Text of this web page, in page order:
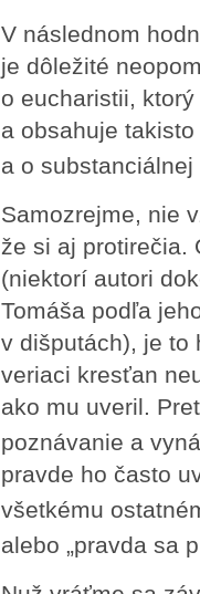
V následnom
je dôležité
o eucharistii,
a obsahuje
a o substanciálnej
Samozrejme, nie
že si aj protirečia.
(niektorí autori
Tomáša podľa
v dišputách), je to
veriaci kresťan
ako mu uveril.
poznávanie a
pravde ho často
všetkému
alebo „pravda sa